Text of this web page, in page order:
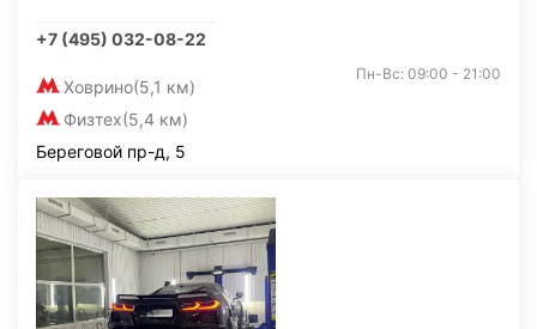
+7 (495) 032-08-22
Ховрино(5,1 км)
Физтех(5,4 км)
Пн-Вс: 09:00 - 21:00
Береговой пр-д, 5